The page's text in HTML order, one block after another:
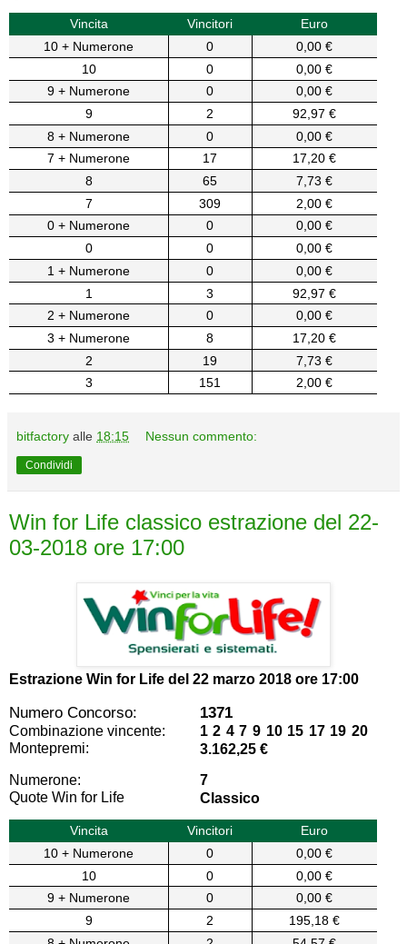
Vincita Vincitori
Euro
10 + Numerone
0
0,00 €
10
0
0,00 €
9 + Numerone
0
0,00 €
9
2
92,97 €
8 + Numerone
0
0,00 €
7 + Numerone
17
17,20 €
8
65
7,73 €
7
309
2,00 €
0 + Numerone
0
0,00 €
0
0
0,00 €
1 + Numerone
0
0,00 €
1
3
92,97 €
2 + Numerone
0
0,00 €
3 + Numerone
8
17,20 €
2
19
7,73 €
3
151 2,00 €
bitfactory alle 18:15 Nessun commento:
Condividi
Win for Life classico estrazione del 22-
03-2018 ore 17:00
Estrazione Win for Life del 22 marzo 2018 ore 17:00
Numero Concorso: 1371
Combinazione vincente:
1 2 4 7 9 10 15 17 19 20
Montepremi:
3.162,25 €
Numerone:
7
Quote Win for Life
Classico
Vincita Vincitori
Euro
10 + Numerone
0
0,00 €
10
0
0,00 €
9 + Numerone
0
0,00 €
9
2
195,18 €